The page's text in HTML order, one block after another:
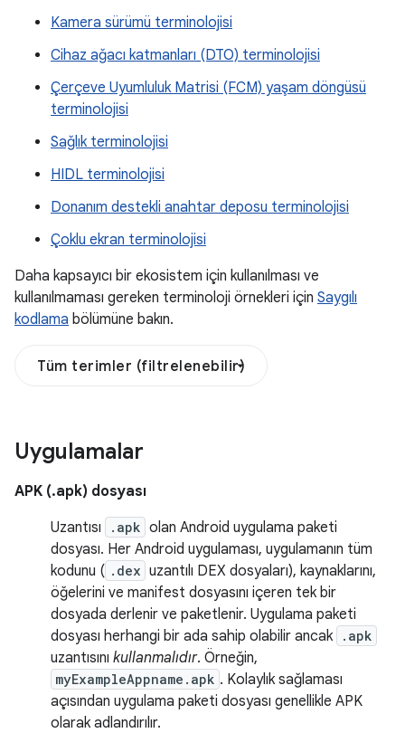
Kamera sürümü terminolojisi
Cihaz ağacı katmanları (DTO) terminolojisi
Çerçeve Uyumluluk Matrisi (FCM) yaşam döngüsü
terminolojisi
Sağlık terminolojisi
HIDL terminolojisi
Donanım destekli anahtar deposu terminolojisi
Çoklu ekran terminolojisi
Daha kapsayıcı bir ekosistem için kullanılması ve
kullanılmaması gereken terminoloji örnekleri için Saygılı
kodlama bölümüne bakın.
Tüm terimler (filtrelenebilir)
Uygulamalar
APK (.apk) dosyası
Uzantısı
.apk olan Android uygulama paketi
dosyası. Her Android uygulaması, uygulamanın tüm
kodunu ( .dex uzantılı DEX dosyaları), kaynaklarını,
öğelerini ve manifest dosyasını içeren tek bir
dosyada derlenir ve paketlenir. Uygulama paketi
dosyası herhangi bir ada sahip olabilir ancak
.apk
uzantısını kullanmalıdır. Örneğin,
myExampleAppname.apk . Kolaylık sağlaması
açısından uygulama paketi dosyası genellikle APK
olarak adlandırılır.